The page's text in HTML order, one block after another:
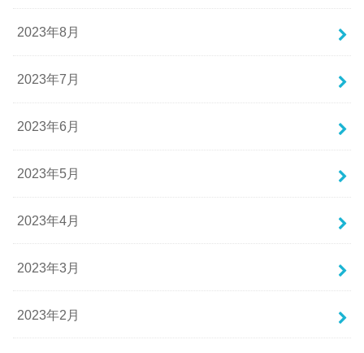
2023年8月
2023年7月
2023年6月
2023年5月
2023年4月
2023年3月
2023年2月